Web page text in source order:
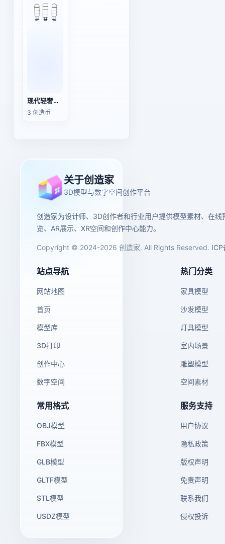
现代轻奢铁艺落地展示架商用服装店陈列架书架3D模型
3 创造币
关于创造家
3D模型与数字空间创作平台
创造家为设计师、3D创作者和行业用户提供模型素材、在线
览、AR展示、XR空间和创作中心能力。
Copyright © 2024-2026 创造家. All Rights Reserved. ICP
站点导航
网站地图
首页
模型库
3D打印
创作中心
数字空间
热门分类
家具模型
沙发模型
灯具模型
室内场景
雕塑模型
空间素材
常用格式
OBJ模型
FBX模型
GLB模型
GLTF模型
STL模型
USDZ模型
服务支持
用户协议
隐私政策
版权声明
免责声明
联系我们
侵权投诉